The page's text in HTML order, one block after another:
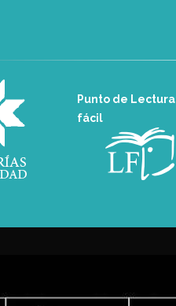
Punto de Lectura
fácil